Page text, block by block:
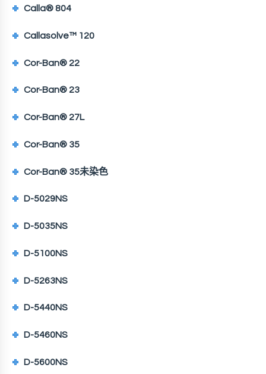
Calla® 804
Callasolve™ 120
Cor-Ban® 22
Cor-Ban® 23
Cor-Ban® 27L
Cor-Ban® 35
Cor-Ban® 35未染色
D-5029NS
D-5035NS
D-5100NS
D-5263NS
D-5440NS
D-5460NS
D-5600NS